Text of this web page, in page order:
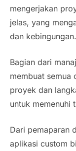
mengerjakan
jelas, yang
dan kebingungan.
Bagian dari
membuat semua
proyek dan
untuk memenuhi
Dari pemaparan
aplikasi custom